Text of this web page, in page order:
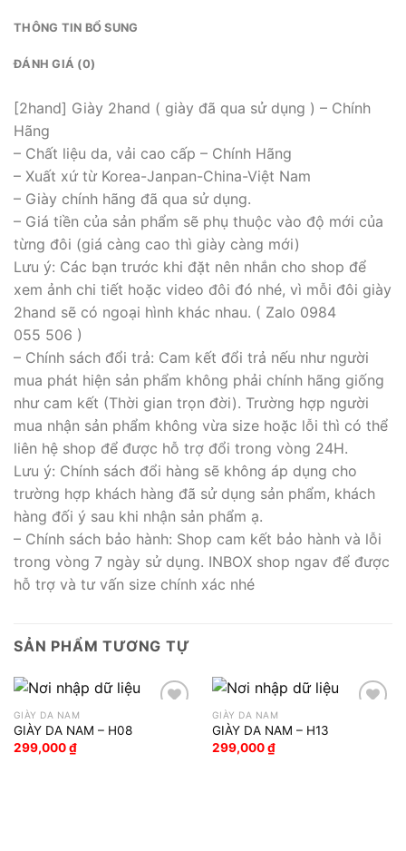
THÔNG TIN BỔ SUNG
ĐÁNH GIÁ (0)
[2hand] Giày 2hand ( giày đã qua sử dụng ) – Chính
Hãng
– Chất liệu da, vải cao cấp – Chính Hãng
– Xuất xứ từ Korea-Janpan-China-Việt Nam
– Giày chính hãng đã qua sử dụng.
– Giá tiền của sản phẩm sẽ phụ thuộc vào độ mới của
từng đôi (giá càng cao thì giày càng mới)
Lưu ý: Các bạn trước khi đặt nên nhắn cho shop để
xem ảnh chi tiết hoặc video đôi đó nhé, vì mỗi đôi giày
2hand sẽ có ngoại hình khác nhau. ( Zalo 0984
055 506 )
– Chính sách đổi trả: Cam kết đổi trả nếu như người
mua phát hiện sản phẩm không phải chính hãng giống
như cam kết (Thời gian trọn đời). Trường hợp người
mua nhận sản phẩm không vừa size hoặc lỗi thì có thể
liên hệ shop để được hỗ trợ đổi trong vòng 24H.
Lưu ý: Chính sách đổi hàng sẽ không áp dụng cho
trường hợp khách hàng đã sử dụng sản phẩm, khách
hàng đối ý sau khi nhận sản phẩm ạ.
– Chính sách bảo hành: Shop cam kết bảo hành và lỗi
trong vòng 7 ngày sử dụng. INBOX shop ngav để được
hỗ trợ và tư vấn size chính xác nhé
SẢN PHẨM TƯƠNG TỰ
GIÀY DA NAM
GIÀY DA NAM – H08
299,000₫
GIÀY DA NAM
GIÀY DA NAM – H13
299,000₫